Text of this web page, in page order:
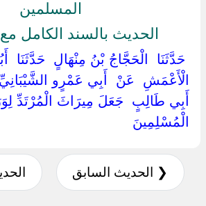
المسلمين
الحديث بالسند الكامل
‏حَدَّثَنَا ‏ ‏الْحَجَّاجُ بْنُ مِنْهَالٍ ‏ ‏حَدَّثَنَا
‏الْأَعْمَشِ ‏ ‏عَنْ ‏ ‏أَبِي عَمْرٍو
أَبِي طَالِبٍ ‏ ‏جَعَلَ مِيرَاثَ الْمُرْتَدِّ
الْمُسْلِمِينَ ‏
❮ الحديث السابق